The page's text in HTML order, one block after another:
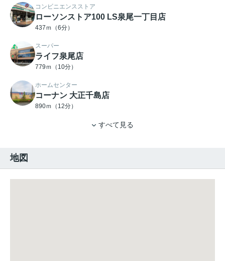
コンビニエンスストア
ローソンストア100 LS泉尾一丁目店
437ｍ（6分）
スーパー
ライフ泉尾店
779ｍ（10分）
ホームセンター
コーナン 大正千島店
890ｍ（12分）
すべて見る
地図